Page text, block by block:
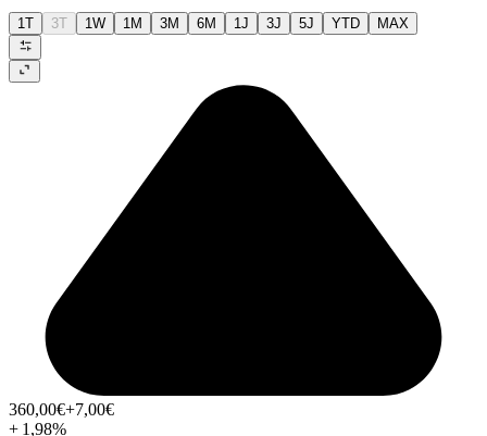
1T 3T 1W 1M 3M 6M 1J 3J 5J YTD MAX
360,00€+7,00€
+ 1,98%